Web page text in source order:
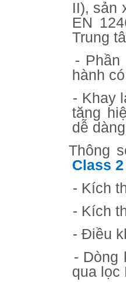
II), sản
EN
Trung
-
hành
- Khay
tăng
dễ
Thông
Class
- Kích
- Kích
- Điều
- Dòng
qua lọc